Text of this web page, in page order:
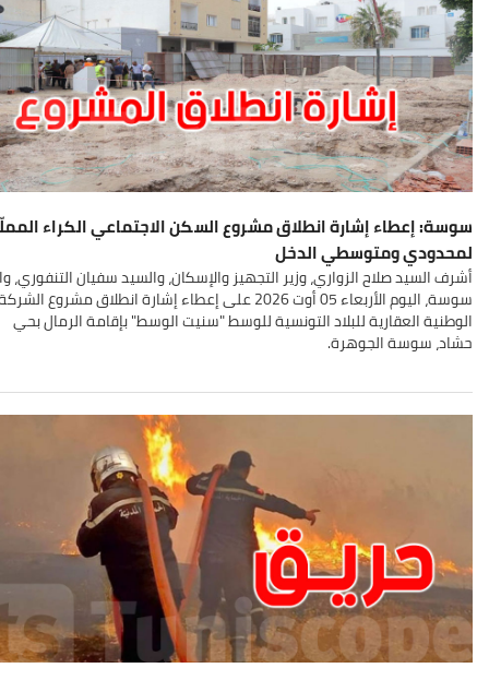
سوسة: إعطاء إشارة انطلاق مشروع السكن الاجتماعي الكراء
لمحدودي ومتوسطي الدخل
أشرف السيد صلاح الزواري، وزير التجهيز والإسكان، والسيد سفيان التنفوري،
سوسة، اليوم الأربعاء 05 أوت 2026 على إعطاء إشارة انطلاق مشروع
الوطنية العقارية للبلاد التونسية للوسط "سنيت الوسط" بإقامة الرمال بحي
حشاد، سوسة الجوهرة.